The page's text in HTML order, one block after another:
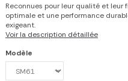
Reconnues pour leur qualité et
optimale et une performance
exigeant.
Voir la description détaillée
Modèle